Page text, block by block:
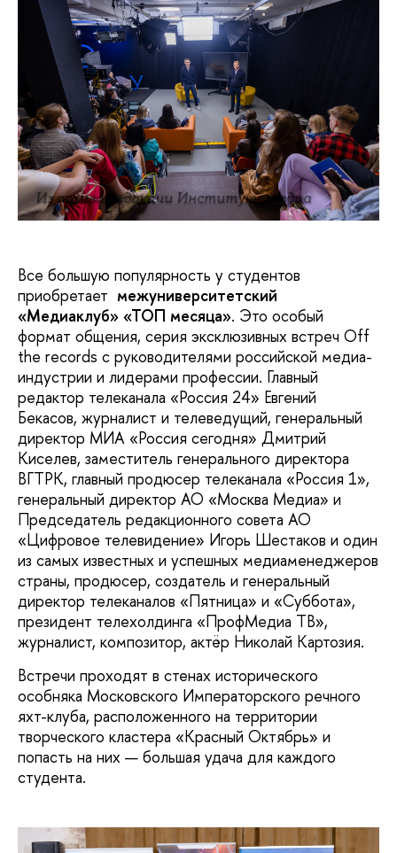
Из архива редакции Института медиа
Все большую популярность у студентов
приобретает межуниверситетский
«Медиаклуб» «ТОП месяца». Это особый
формат общения, серия эксклюзивных встреч Off
the records с руководителями российской медиа-
индустрии и лидерами профессии. Главный
редактор телеканала «Россия 24» Евгений
Бекасов, журналист и телеведущий, генеральный
директор МИА «Россия сегодня» Дмитрий
Киселев, заместитель генерального директора
ВГТРК, главный продюсер телеканала «Россия 1»,
генеральный директор АО «Москва Медиа» и
Председатель редакционного совета АО
«Цифровое телевидение» Игорь Шестаков и один
из самых известных и успешных медиаменеджеров
страны, продюсер, создатель и генеральный
директор телеканалов «Пятница» и «Суббота»,
президент телехолдинга «ПрофМедиа ТВ»,
журналист, композитор, актёр Николай Картозия.
Встречи проходят в стенах исторического
особняка Московского Императорского речного
яхт-клуба, расположенного на территории
творческого кластера «Красный Октябрь» и
попасть на них — большая удача для каждого
студента.